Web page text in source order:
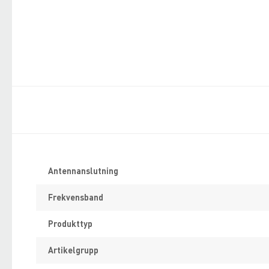
Antennanslutning
Frekvensband
Produkttyp
Artikelgrupp